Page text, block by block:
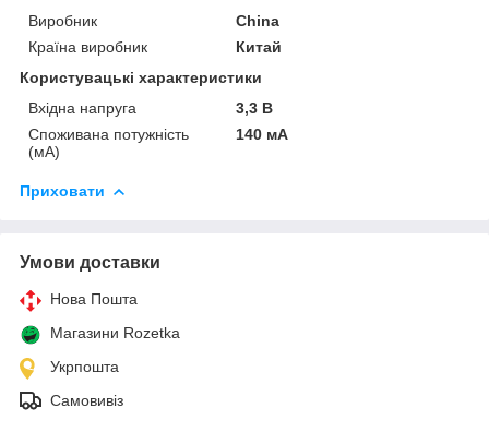
Виробник
China
Країна виробник
Китай
Користувацькi характеристики
Вхідна напруга
3,3 В
Споживана потужність
(мА)
140 мА
Приховати
Умови доставки
Нова Пошта
Магазини Rozetka
Укрпошта
Самовивіз